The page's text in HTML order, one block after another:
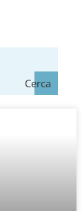
Cerca